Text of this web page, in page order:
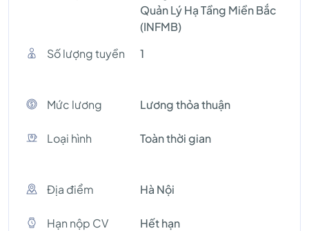
Quản Lý Hạ Tầng Miền Bắc
(INFMB)
Số lượng tuyền
1
Mức lương Lương thỏa thuận
Loại hình Toàn thời gian
Địa điểm Hà Nội
Hạn nộp CV Hết hạn